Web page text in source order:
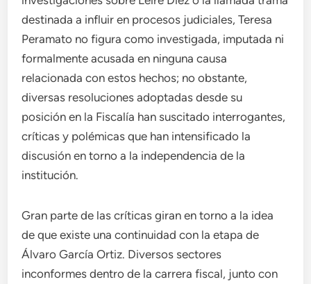
destinada a influir en procesos judiciales, Teresa
Peramato no figura como investigada, imputada ni
formalmente acusada en ninguna causa
relacionada con estos hechos; no obstante,
diversas resoluciones adoptadas desde su
posición en la Fiscalía han suscitado interrogantes,
críticas y polémicas que han intensificado la
discusión en torno a la independencia de la
institución.
Gran parte de las críticas giran en torno a la idea
de que existe una continuidad con la etapa de
Álvaro García Ortiz. Diversos sectores
inconformes dentro de la carrera fiscal, junto con